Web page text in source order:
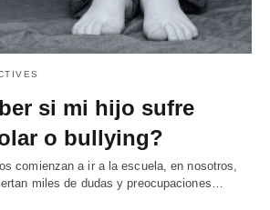
si mi hijo sufre
o bullying?
comienzan a ir a la escuela, en nosotros,
miles de dudas y preocupaciones…